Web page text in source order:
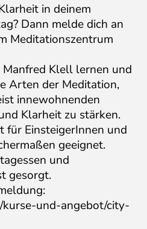
in deinem
Dann melde dich an
Meditationszentrum
Klell lernen und
Arten der Meditation,
innewohnenden
Klarheit zu stärken.
für EinsteigerInnen und
geeignet.
und
gesorgt.
und-angebot/city-